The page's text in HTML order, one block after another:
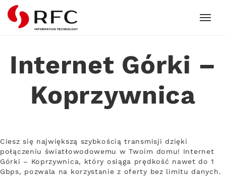
RFC
Internet Górki –
Koprzywnica
Ciesz się największą szybkością transmisji dzięki
połączeniu światłowodowemu w Twoim domu! Internet
Górki – Koprzywnica, który osiąga prędkość nawet do 1
Gbps, pozwala na korzystanie z oferty bez limitu danych.